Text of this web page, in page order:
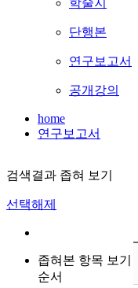
학술지
단행본
연구보고서
공개강의
home
연구보고서
검색결과 좁혀 보기
선택해제
좁혀본 항목 보기
순서